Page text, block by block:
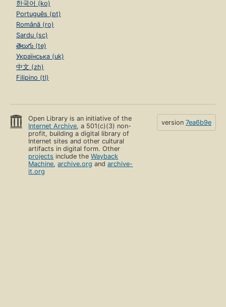
한국어 (ko)
Português (pt)
Română (ro)
Sardu (sc)
తెలుగు (te)
Українська (uk)
中文 (zh)
Filipino (tl)
Open Library is an initiative of the
Internet Archive, a 501(c)(3) non-
profit, building a digital library of
Internet sites and other cultural
artifacts in digital form. Other
projects include theWayback
Machine,archive.org andarchive-
it.org
version 7ea6b9e